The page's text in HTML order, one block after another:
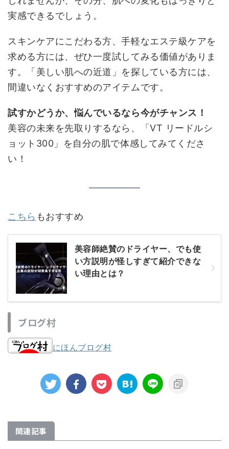
実感できるでしょう。
スキンケアにこだわる方、手軽なエステ級ケアを
求める方には、ぜひ一度試してみる価値がありま
す。「美しい肌への近道」を探している方には、
間違いなくおすすめのアイテムです。
試すかどうか、悩んでいるなら今がチャンス！
美容の未来を先取りするなら、「VT リードルシ
ョット300」を自分の肌で体感してみてくださ
い！
こちら もおすすめ
美容師絶賛のドライヤー、でも使
い方説明が怪しすぎて紹介できな
い理由とは？
ブログ村
にほんブログ村
関連記事